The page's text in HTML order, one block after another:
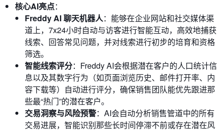
核心AI亮点：
Freddy AI 聊天机器人：能够在企业网站和社交媒体渠
道上，7x24小时自动与访客进行智能互动，高效地捕获
线索、回答常见问题，并对线索进行初步的培育和资格
筛选。
智能线索评分：Freddy AI会根据潜在客户的人口统计信
息以及其数字行为（如页面浏览历史、邮件打开率、内
容下载等）自动进行评分，确保销售团队能优先跟进那
些最“热门”的潜在客户。
交易洞察与风险预警：AI会自动分析销售管道中的所有
交易进展，智能识别那些长时间停滞不前或存在潜在风